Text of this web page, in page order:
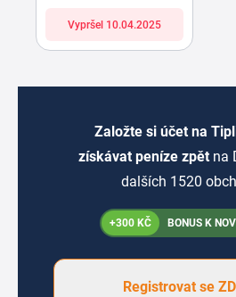
Vypršel 10.04.2025
Založte si účet na
získávat peníze zpět na
dalších 1520
+300 KČ BONUS K
Registrovat se